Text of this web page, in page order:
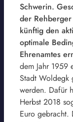
Schwerin.
der
künftig den
optimale
Ehrenamtes
dem Jahr 1959
Stadt Woldegk
werden. Dafür
Herbst 2018
Euro gebracht.